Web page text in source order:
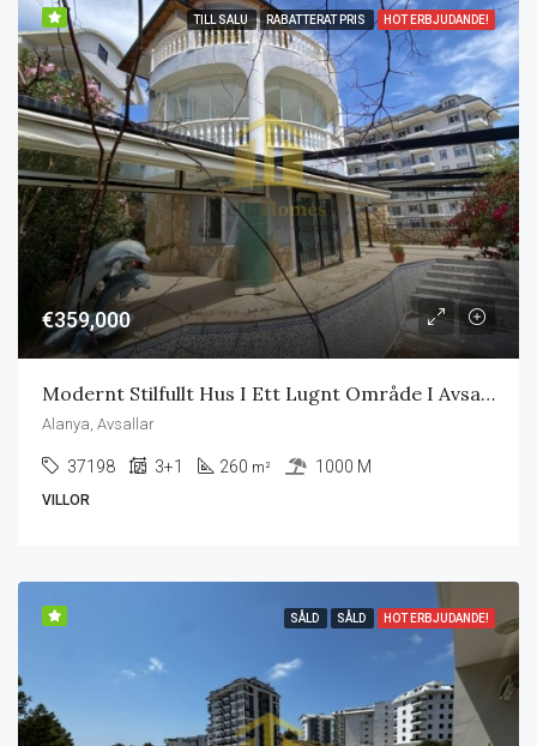
TILL SALU RABATTERAT PRIS HOT ERBJUDANDE!
€359,000
Modernt Stilfullt Hus I Ett Lugnt Område I Avsallar Alanya
Alanya, Avsallar
37198 3+1 260 m² 1000 M
VILLOR
SÅLD SÅLD HOT ERBJUDANDE!